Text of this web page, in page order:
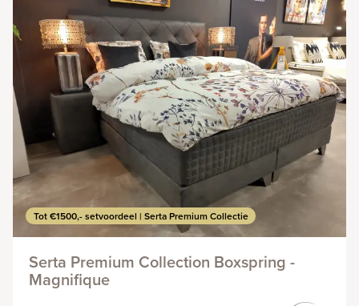
Tot €1500,- setvoordeel | Serta Premium Collectie
Serta Premium Collection Boxspring -
Magnifique